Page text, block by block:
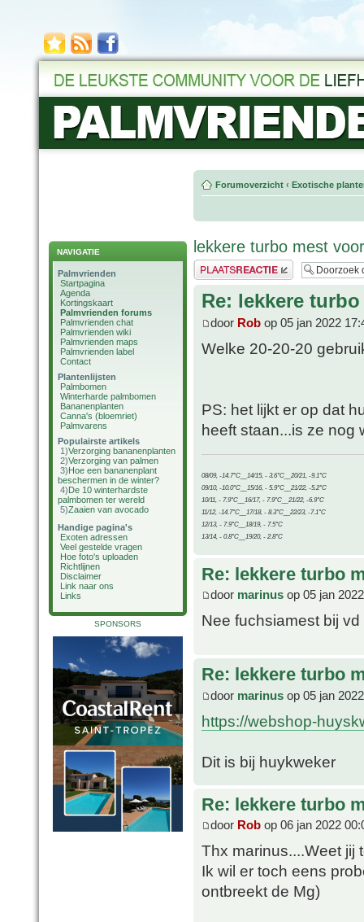
NAVIGATIE
Palmvrienden
Startpagina
Agenda
Kortingskaart
Palmvrienden forums
Palmvrienden chat
Palmvrienden wiki
Palmvrienden maps
Palmvrienden label
Contact
Plantenlijsten
Palmbomen
Winterharde palmbomen
Bananenplanten
Canna's (bloemriet)
Palmvarens
Populairste artikels
1)Verzorging bananenplanten
2)Verzorging van palmen
3)Hoe een bananenplant
beschermen in de winter?
4)De 10 winterhardste
palmbomen ter wereld
5)Zaaien van avocado
Handige pagina's
Exoten adressen
Veel gestelde vragen
Hoe foto's uploaden
Richtlijnen
Disclaimer
Link naar ons
Links
SPONSORS
Forumoverzicht ‹ Exotische
lekkere turbo mest
Plaats een reactie
Re: lekkere
door Rob op 05 jan 2022
Welke 20-20-20
PS: het lijkt er op dat
heeft staan...is ze nog
08/09, -14.7°C__14/15, - 3.6°C__20/21, -9.1°C
09/10, -10.0°C__15/16, - 5.9°C__21/22, -5.2°C
10/11, - 7.9°C__16/17, - 7.9°C__21/22, -6.9°C
11/12, -14.7°C__17/18, - 8.3°C__22/23, -7.1°C
12/13, - 7.9°C__18/19, - 7.5°C
13/14, - 0.8°C__19/20, - 2.8°C
Re: lekkere turbo
door marinus op 05 jan
Nee fuchsiamest bij
Re: lekkere turbo
door marinus op 05 jan
https://webshop-
Dit is bij huykweker
Re: lekkere turbo
door Rob op 06 jan 2022
Thx marinus....Weet jij
Ik wil er toch eens
ontbreekt de Mg)